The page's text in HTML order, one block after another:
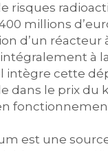
risques
millions
d’un réacteur
à
intègre cette
dans le prix du
est une